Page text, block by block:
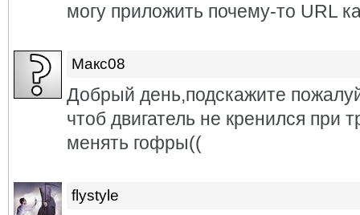
могу приложить почему-то URL
Макс08
Добрый день,подскажите
чтоб двигатель не кренился при
менять гофры((
flystyle